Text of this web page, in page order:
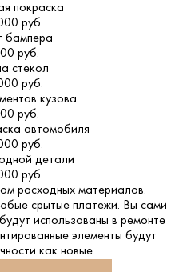
покраска
руб.
бампера
руб.
стекол
руб.
кузова
руб.
автомобиля
руб.
детали
руб.
расходных материалов.
срытые платежи. Вы сами
использованы в ремонте
элементы будут
как новые.